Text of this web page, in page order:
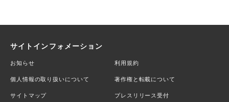
サイトインフォメーション
お知らせ 利用規約
個人情報の取り扱いについて 著作権と転載について
サイトマップ プレスリリース受付